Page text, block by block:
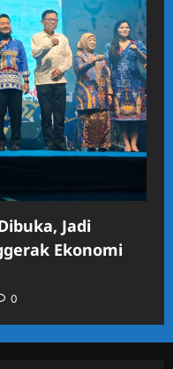
Jadi
Ekonomi
0